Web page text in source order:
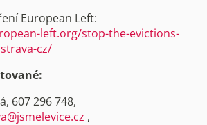
European Left:
left.org/stop-the-evictions-
cz/
607 296 748,
,